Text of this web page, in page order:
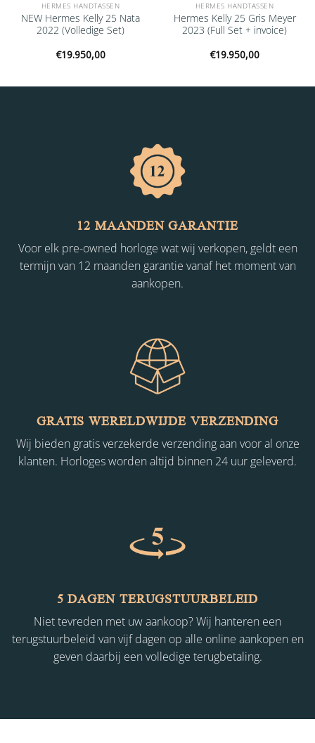
HERMES HANDTASSEN
NEW Hermes Kelly 25 Nata
2022 (Volledige Set)
€19.950,00
HERMES HANDTASSEN
Hermes Kelly 25 Gris Meyer
2023 (Full Set + invoice)
€19.950,00
12 MAANDEN GARANTIE
Voor elk pre-owned horloge wat wij verkopen, geldt een
termijn van 12 maanden garantie vanaf het moment van
aankopen.
GRATIS WERELDWIJDE VERZENDING
Wij bieden gratis verzekerde verzending aan voor al onze
klanten. Horloges worden altijd binnen 24 uur geleverd.
5 DAGEN TERUGSTUURBELEID
Niet tevreden met uw aankoop? Wij hanteren een
terugstuurbeleid van vijf dagen op alle online aankopen en
geven daarbij een volledige terugbetaling.